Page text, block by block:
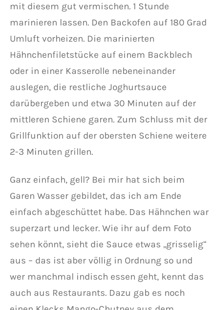
mit diesem gut vermischen. 1 Stunde
marinieren lassen. Den Backofen auf 180 Grad
Umluft vorheizen. Die marinierten
Hähnchenfiletstücke auf einem Backblech
oder in einer Kasserolle nebeneinander
auslegen, die restliche Joghurtsauce
darübergeben und etwa 30 Minuten auf der
mittleren Schiene garen. Zum Schluss mit der
Grillfunktion auf der obersten Schiene weitere
2-3 Minuten grillen.
Ganz einfach, gell? Bei mir hat sich beim
Garen Wasser gebildet, das ich am Ende
einfach abgeschüttet habe. Das Hähnchen war
superzart und lecker. Wie ihr auf dem Foto
sehen könnt, sieht die Sauce etwas „grisselig“
aus – das ist aber völlig in Ordnung so und
wer manchmal indisch essen geht, kennt das
auch aus Restaurants. Dazu gab es noch